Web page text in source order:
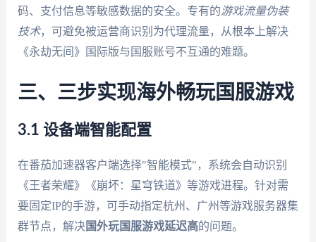
码、支付信息等敏感数据的安全。专有的游戏流量伪装
技术，可避免被运营商识别为代理流量，从根本上解决
《永劫无间》国际版与国服账号不互通的难题。
三、三步实现海外畅玩国服游戏
3.1 设备端智能配置
在番茄加速器客户端选择"智能模式"，系统会自动识别
《王者荣耀》《崩坏：星穹铁道》等游戏进程。针对需
要固定IP的手游，可手动指定杭州、广州等游戏服务器集
群节点，解决国外玩国服游戏延迟高的问题。